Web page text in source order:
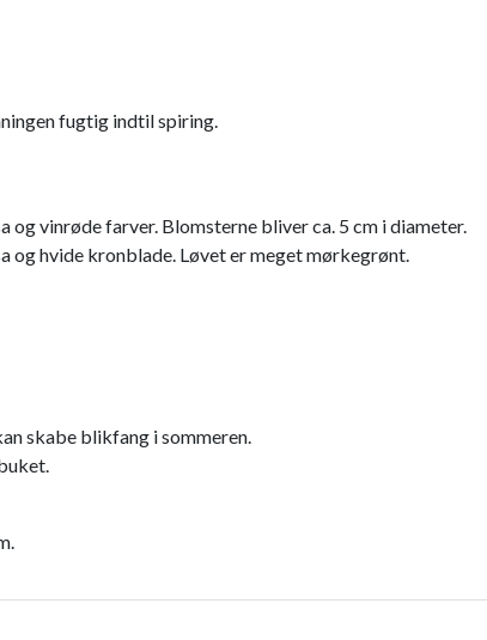
fugtig indtil spiring.
vinrøde farver. Blomsterne bliver ca. 5 cm i diameter.
og hvide kronblade. Løvet er meget mørkegrønt.
skabe blikfang i sommeren.